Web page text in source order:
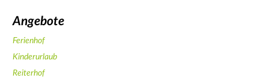
Angebote
Ferienhof
Kinderurlaub
Reiterhof